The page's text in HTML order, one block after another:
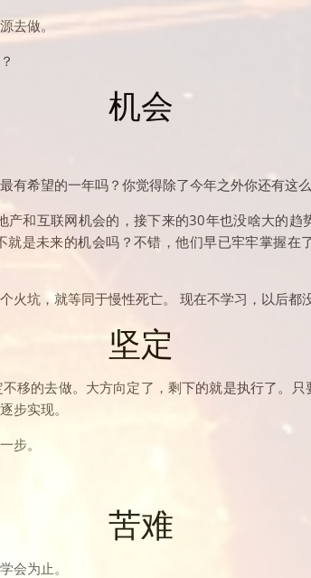
去做。
机会
有希望的一年吗？你觉得除了今年之外你还有这
和互联网机会的，接下来的30年也没啥大的
是未来的机会吗？不错，他们早已牢牢掌握在
坑，就等同于慢性死亡。 现在不学习，以后都
坚定
移的去做。大方向定了，剩下的就是执行了。
步实现。
步。
苦难
会为止。